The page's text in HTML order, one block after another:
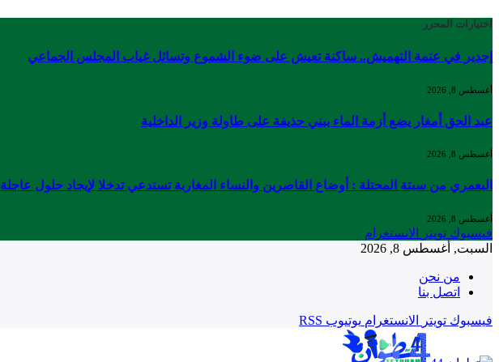
اختيارات المحرر
إجدير في عتمة التهميش.. ساكنة تعيش على ضوء الشموع وتسائل غياب المجلس الجماعي
أغسطس 8, 2026
عبد الحق أمغار يضع أزمة الماء ببني حذيفة على طاولة وزير الداخلية
أغسطس 8, 2026
البعمري من سبتة المحتلة : أوضاع القاصرين والنساء المغاربة تستدعي تدخلا لإيجاد حلول عاجلة
أغسطس 8, 2026
فيسبوك تويتر
الانستغرام
السبت, أغسطس 8, 2026
من نحن
اتصل بنا
فيسبوك تويتر الانستغرام يوتيوب RSS